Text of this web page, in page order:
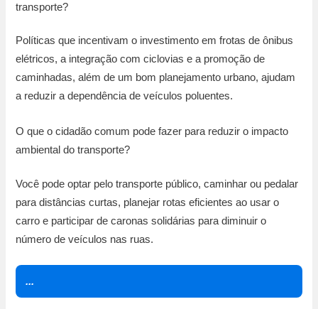
transporte?
Políticas que incentivam o investimento em frotas de ônibus
elétricos, a integração com ciclovias e a promoção de
caminhadas, além de um bom planejamento urbano, ajudam
a reduzir a dependência de veículos poluentes.
O que o cidadão comum pode fazer para reduzir o impacto
ambiental do transporte?
Você pode optar pelo transporte público, caminhar ou pedalar
para distâncias curtas, planejar rotas eficientes ao usar o
carro e participar de caronas solidárias para diminuir o
número de veículos nas ruas.
...